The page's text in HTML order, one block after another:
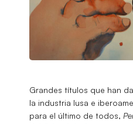
Grandes títulos que han
la industria lusa e
para el último de todos,